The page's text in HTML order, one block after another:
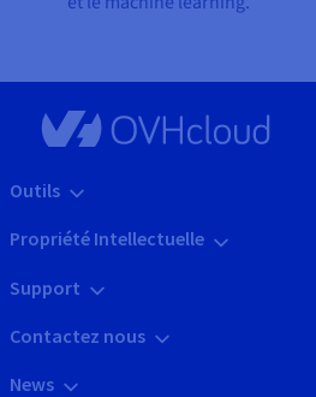
Outils
Propriété Intellectuelle
Support
Contactez nous
News